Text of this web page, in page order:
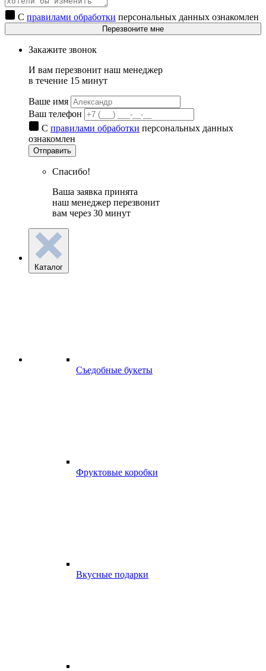
С правилами обработки персональных данных ознакомлен
Перезвоните мне
Закажите звонок
И вам перезвонит наш менеджер
в течение 15 минут
Ваше имя
Ваш телефон
С правилами обработки персональных данных
ознакомлен
Отправить
Спасибо!
Ваша заявка принята
наш менеджер перезвонит
вам через 30 минут
Каталог
Съедобные букеты
Фруктовые коробки
Вкусные подарки